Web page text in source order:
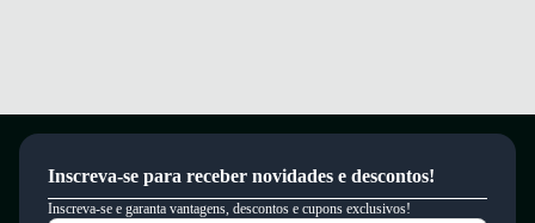
Inscreva-se para receber novidades e descontos!
Inscreva-se e garanta vantagens, descontos e cupons exclusivos!